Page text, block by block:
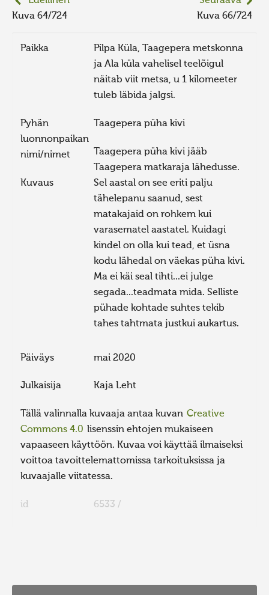
Kuva 64/724
Kuva 66/724
Paikka
Pilpa Küla, Taagepera metskonna
ja Ala küla vahelisel teelõigul
näitab viit metsa, u 1 kilomeeter
tuleb läbida jalgsi.
Pyhän
luonnonpaikan
nimi/nimet
Taagepera püha kivi
Kuvaus
Taagepera püha kivi jääb
Taagepera matkaraja lähedusse.
Sel aastal on see eriti palju
tähelepanu saanud, sest
matakajaid on rohkem kui
varasematel aastatel. Kuidagi
kindel on olla kui tead, et üsna
kodu lähedal on väekas püha kivi.
Ma ei käi seal tihti...ei julge
segada...teadmata mida. Selliste
pühade kohtade suhtes tekib
tahes tahtmata justkui aukartus.
Päiväys mai 2020
Julkaisija Kaja Leht
Tällä valinnalla kuvaaja antaa kuvan Creative
Commons 4.0 lisenssin ehtojen mukaiseen
vapaaseen käyttöön. Kuvaa voi käyttää ilmaiseksi
voittoa tavoittelemattomissa tarkoituksissa ja
kuvaajalle viitatessa.
id 6533 /